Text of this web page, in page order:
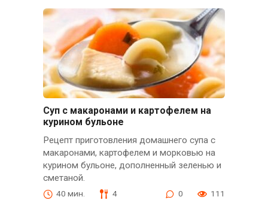
Суп с макаронами и картофелем на
курином бульоне
Рецепт приготовления домашнего супа с
макаронами, картофелем и морковью на
курином бульоне, дополненный зеленью и
сметаной.
40 мин. 4 0 111